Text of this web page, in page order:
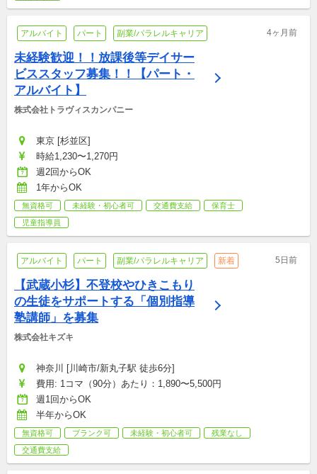
アルバイト パート 副業/パラレルキャリア 4ヶ月前
未経験歓迎！！放課後等デイサー
ビススタッフ募集！！【パート・
アルバイト】
株式会社トラヴィスカンパニー
東京 [杉並区]
時給1,230〜1,270円
週2回からOK
1年からOK
無資格可 未経験・初心者可 交通費支給
保育士
児童指導員
アルバイト パート 副業/パラレルキャリア 新着 5日前
【武蔵小杉】不登校やひきこもり
の生徒をサポートする「個別指導
塾講師」を募集
株式会社キズキ
神奈川 [川崎市/新丸子駅 徒歩6分]
費用: 1コマ（90分）あたり：1,890〜5,500円
週1回からOK
半年からOK
無資格可 ブランク可 未経験・初心者可
残業なし
交通費支給